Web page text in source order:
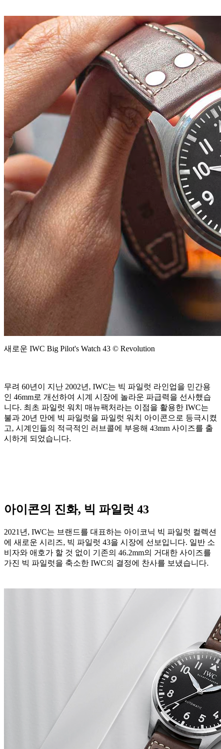
새로운 IWC Big Pilot's Watch 43 © Revolution
무려 60년이 지난 2002년, IWC는 빅 파일럿 라인업을 민간용
인 46mm로 개선하여 시계 시장에 놀라운 파급력을 선사했습
니다. 최초 파일럿 워치 매뉴팩처라는 이점을 활용한 IWC는
불과 20년 만에 빅 파일럿을 파일럿 워치 아이콘으로 등극시켰
고, 시계인들의 적극적인 러브콜에 부응해 43mm 사이즈를 출
시하게 되었습니다.
아이콘의 진화, 빅 파일럿 43
2021년, IWC는 브랜드를 대표하는 아이코닉 빅 파일럿 컬렉션
에 새로운 시리즈, 빅 파일럿 43을 시장에 선보입니다. 일반 소
비자와 애호가 할 것 없이 기존의 46.2mm의 거대한 사이즈를
가진 빅 파일럿을 축소한 IWC의 결정에 찬사를 보냈습니다.